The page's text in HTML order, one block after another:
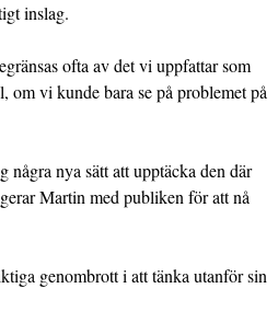
inslag.
ofta av det vi uppfattar som
om vi kunde bara se på problemet på
nya sätt att upptäcka den där
Martin med publiken för att nå
genombrott i att tänka utanför sin